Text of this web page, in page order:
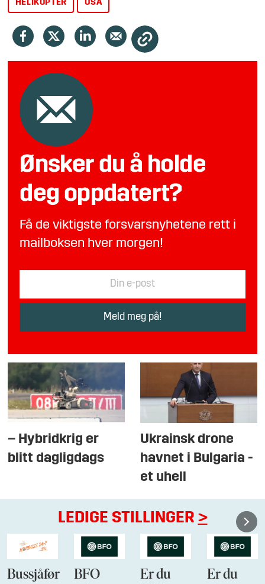
HELIKOPTER USA
Ønsker du å holde
deg oppdatert?
Få de viktigste forsvarsnyhetene rett i
mailboksen hver morgen!
– Hybridkrig er
blitt dagligdags
Ukrainsk drone
havnet i Bulgaria -
et uhell
LEDIGE STILLINGER >
Bussjåfør
BFO
Er du
Er du